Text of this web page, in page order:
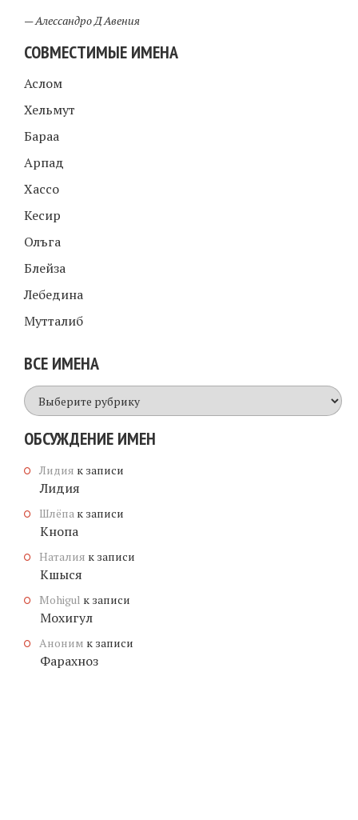
—Алессандро Д Авения
СОВМЕСТИМЫЕ ИМЕНА
Аслом
Хельмут
Бараа
Арпад
Хассо
Кесир
Олъга
Блейза
Лебедина
Мутталиб
ВСЕ ИМЕНА
Все
имена
ОБСУЖДЕНИЕ ИМЕН
Лидия к записи
Лидия
Шлёпа к записи
Кнопа
Наталия к записи
Кшыся
Mohigul к записи
Мохигул
Аноним к записи
Фарахноз